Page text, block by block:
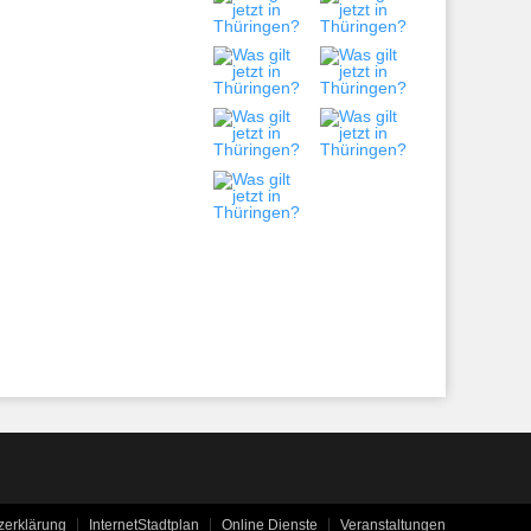
InternetStadtplan Online Dienste Veranstaltungen